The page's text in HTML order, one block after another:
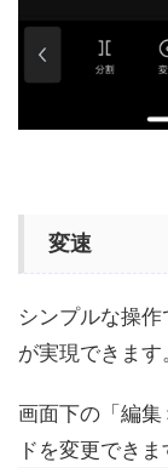
変速
シンプルな操
が実現できます
画面下の「編
ドを変更できま